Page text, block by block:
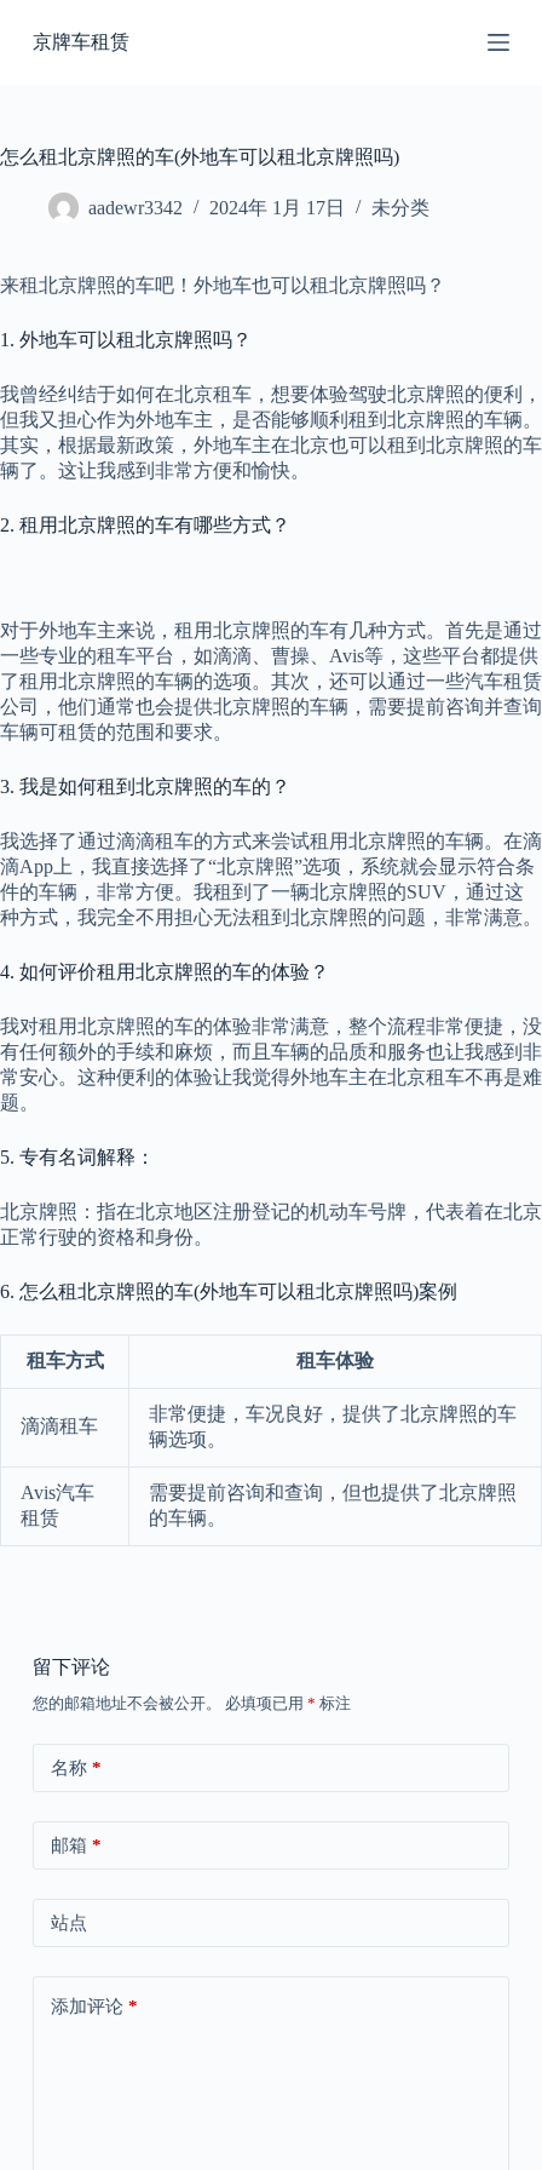
过
京牌车租赁
怎么租北京牌照的车(外地车可以租北京牌照吗)
aadewr3342 2024年 1月 17日 未分类
来租北京牌照的车吧！外地车也可以租北京牌照吗？
1. 外地车可以租北京牌照吗？
我曾经纠结于如何在北京租车，想要体验驾驶北京牌照的便利，
但我又担心作为外地车主，是否能够顺利租到北京牌照的车辆。
其实，根据最新政策，外地车主在北京也可以租到北京牌照的车
辆了。这让我感到非常方便和愉快。
2. 租用北京牌照的车有哪些方式？
对于外地车主来说，租用北京牌照的车有几种方式。首先是通过
一些专业的租车平台，如滴滴、曹操、Avis等，这些平台都提供
了租用北京牌照的车辆的选项。其次，还可以通过一些汽车租赁
公司，他们通常也会提供北京牌照的车辆，需要提前咨询并查询
车辆可租赁的范围和要求。
3. 我是如何租到北京牌照的车的？
我选择了通过滴滴租车的方式来尝试租用北京牌照的车辆。在滴
滴App上，我直接选择了“北京牌照”选项，系统就会显示符合条
件的车辆，非常方便。我租到了一辆北京牌照的SUV，通过这
种方式，我完全不用担心无法租到北京牌照的问题，非常满意。
4. 如何评价租用北京牌照的车的体验？
我对租用北京牌照的车的体验非常满意，整个流程非常便捷，没
有任何额外的手续和麻烦，而且车辆的品质和服务也让我感到非
常安心。这种便利的体验让我觉得外地车主在北京租车不再是难
题。
5. 专有名词解释：
北京牌照：指在北京地区注册登记的机动车号牌，代表着在北京
正常行驶的资格和身份。
6. 怎么租北京牌照的车(外地车可以租北京牌照吗)案例
租车方式 租车体验
滴滴租车
非常便捷，车况良好，提供了北京牌照的车
辆选项。
Avis汽车
租赁
需要提前咨询和查询，但也提供了北京牌照
的车辆。
留下评论
您的邮箱地址不会被公开。 必填项已用 * 标注
名称*
邮箱 *
站点
添加评论*